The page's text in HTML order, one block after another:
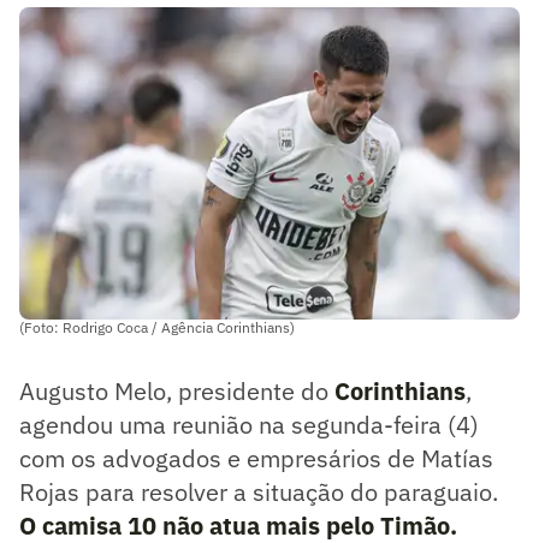
(Foto: Rodrigo Coca / Agência Corinthians)
Augusto Melo, presidente do Corinthians,
agendou uma reunião na segunda-feira (4)
com os advogados e empresários de Matías
Rojas para resolver a situação do paraguaio.
O camisa 10 não atua mais pelo Timão.